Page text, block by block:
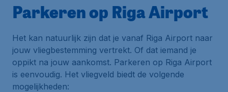
Parkeren op Riga Airport
Het kan natuurlijk zijn dat je vanaf Riga Airport naar
jouw vliegbestemming vertrekt. Of dat iemand je
oppikt na jouw aankomst. Parkeren op Riga Airport
is eenvoudig. Het vliegveld biedt de volgende
mogelijkheden: